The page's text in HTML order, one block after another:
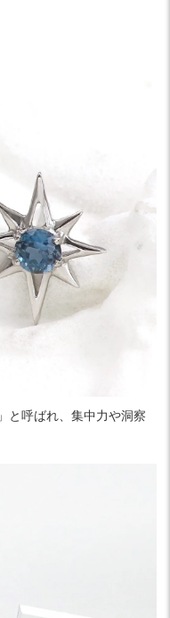
と呼ばれ、集中力や洞察